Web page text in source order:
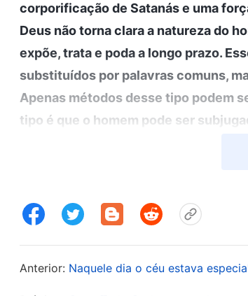
corporificação de Satanás e uma
Deus não torna clara a natureza do
expõe, trata e poda a longo prazo.
substituídos por palavras comuns,
Apenas métodos desse tipo podem
tipo é que o homem pode ser
propósito da obra de Deus e dos
substância dessa obra é, de fato, a
Anterior: Naquele dia o céu estava